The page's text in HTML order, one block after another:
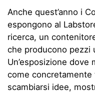
Anche quest’anno i
espongono al
ricerca, un
che producono pezzi
Un’esposizione
come
scambiarsi idee,